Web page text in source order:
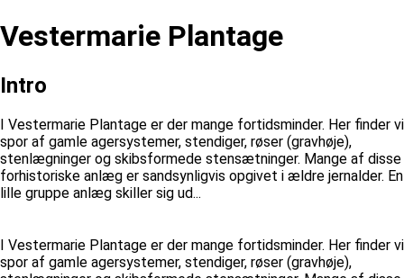
Vestermarie Plantage
Intro
I Vestermarie Plantage er der mange fortidsminder. Her finder vi
spor af gamle agersystemer, stendiger, røser (gravhøje),
stenlægninger og skibsformede stensætninger. Mange af disse
forhistoriske anlæg er sandsynligvis opgivet i ældre jernalder. En
lille gruppe anlæg skiller sig ud...
I Vestermarie Plantage er der mange fortidsminder. Her finder vi
spor af gamle agersystemer, stendiger, røser (gravhøje),